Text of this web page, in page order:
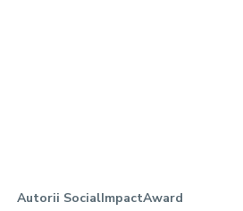
Autorii SocialImpactAward